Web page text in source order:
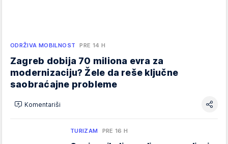
ODRŽIVA MOBILNOST PRE 14 H
Zagreb dobija 70 miliona evra za
modernizaciju? Žele da reše ključne
saobraćajne probleme
Komentariši
TURIZAM PRE 16 H